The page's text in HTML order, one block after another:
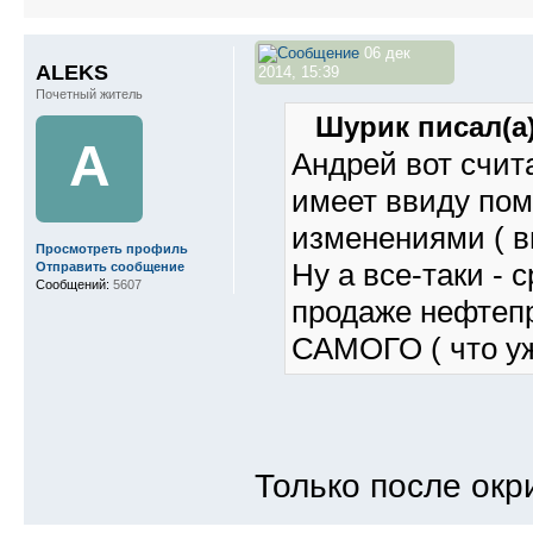
06 дек
2014, 15:39
Шурик
Андрей вот
имеет ввиду
изменениями (
Ну а все-таки -
продаже
САМОГО ( что
Только после
ALEKS
Почетный житель
A
Просмотреть профиль
Отправить сообщение
Сообщений: 5607